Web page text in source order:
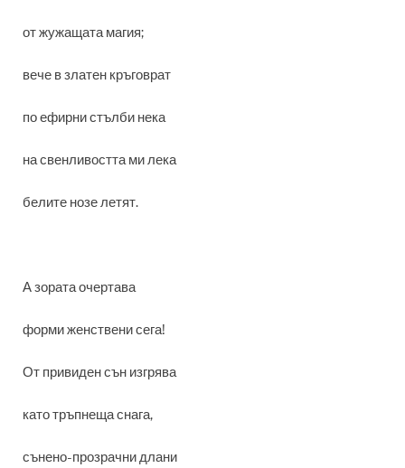
от жужащата магия;
вече в златен кръговрат
по ефирни стълби нека
на свенливостта ми лека
белите нозе летят.
А зората очертава
форми женствени сега!
От привиден сън изгрява
като тръпнеща снага,
сънено-прозрачни длани